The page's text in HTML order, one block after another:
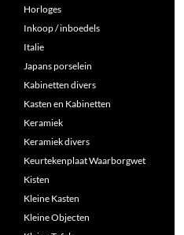
Horloges
Inkoop / inboedels
Italie
Japans porselein
Kabinetten divers
Kasten en Kabinetten
Keramiek
Keramiek divers
Keurtekenplaat Waarborgwet
Kisten
Kleine Kasten
Kleine Objecten